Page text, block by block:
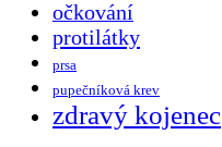
očkování
protilátky
prsa
pupečníková krev
zdravý kojenec